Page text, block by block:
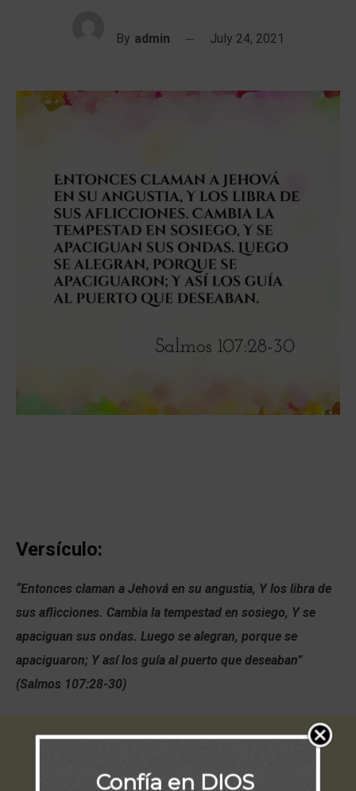
By admin July 24, 2021
Versículo:
“Entonces claman a Jehová en su angustia, Y los libra de
sus aflicciones. Cambia la tempestad en sosiego, Y se
apaciguan sus ondas. Luego se alegran, porque se
apaciguaron; Y así los guía al puerto que deseaban”
(Salmos 107:28-30)
Confía en DIOS